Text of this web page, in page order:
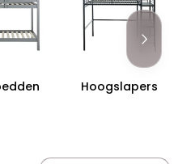
Hoogslapers